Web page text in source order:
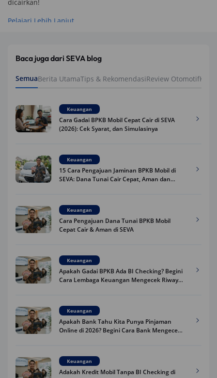
dicairkan!
Pelajari Lebih Lanjut
Baca juga dari SEVA blog
SemuaBerita UtamaTips & RekomendasiReview Otomotif
Keuangan
Cara Gadai BPKB Mobil Cepat Cair di SEVA
(2026): Cek Syarat, dan Simulasinya
Keuangan
15 Cara Pengajuan Jaminan BPKB Mobil di
SEVA: Dana Tunai Cair Cepat, Aman dan
Keuangan
Cara Pengajuan Dana Tunai BPKB Mobil
Cepat Cair & Aman di SEVA
Keuangan
Apakah Gadai BPKB Ada BI Checking? Begini
Cara Lembaga Keuangan Mengecek Riwayat
Keuangan
Apakah Bank Tahu Kita Punya Pinjaman
Online di 2026? Begini Cara Bank Mengecek
Keuangan
Adakah Kredit Mobil Tanpa BI Checking di